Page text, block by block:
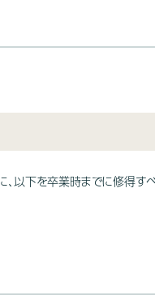
以下を卒業時までに修得す